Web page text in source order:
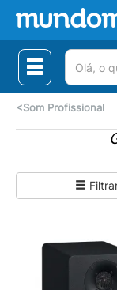
<Som Profissional